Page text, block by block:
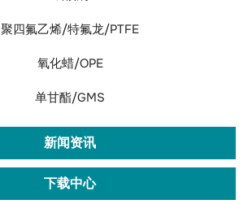
聚四氟乙烯/特氟龙/PTFE
氧化蜡/OPE
单甘酯/GMS
新闻资讯
下载中心